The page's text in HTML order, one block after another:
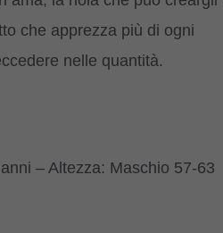
che apprezza più di ogni
nelle quantità.
– Altezza: Maschio 57-63